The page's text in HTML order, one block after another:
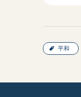
平和